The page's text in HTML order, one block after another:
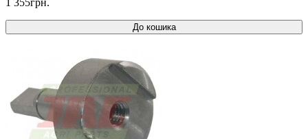
1 355грн.
До кошика